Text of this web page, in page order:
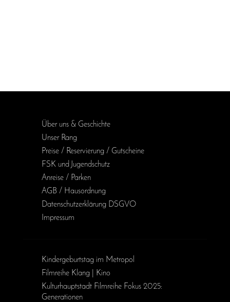
Über uns & Geschichte
Unser Rang
Preise / Reservierung / Gutscheine
FSK und Jugendschutz
Anreise / Parken
AGB / Haus­ordnung
Daten­schutz­erklärung DSGVO
Impressum
Kinder­geburts­tag im Metropol
Filmreihe Klang | Kino
Kulturhauptstadt Filmreihe Fokus 2025:
Generationen